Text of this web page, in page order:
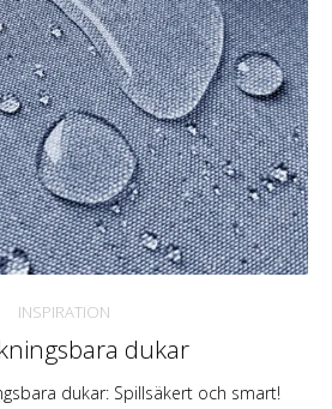
INSPIRATION
dukar
dukar: Spillsäkert och smart!